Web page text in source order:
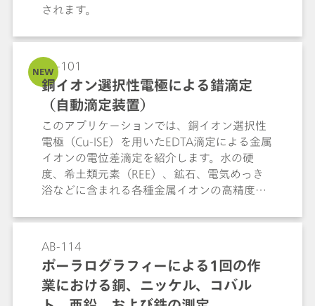
されます。
NEWAB-101
銅イオン選択性電極による錯滴定
（自動滴定装置）
このアプリケーションでは、銅イオン選択性
電極（Cu-ISE）を用いたEDTA滴定による金属
イオンの電位差滴定を紹介します。水の硬
度、希土類元素（REE）、鉱石、電気めっき
浴などに含まれる各種金属イオンの高精度な
AB-114
ポーラログラフィーによる1回の作
業における銅、ニッケル、コバル